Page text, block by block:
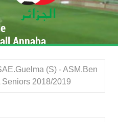
Annaba
(S) - ASM.Ben
Seniors 2018/2019